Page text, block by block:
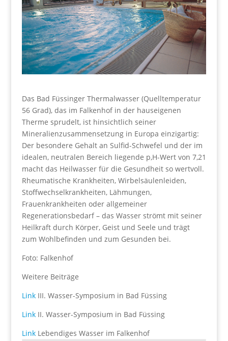
Das Bad Füssinger Thermalwasser (Quelltemperatur
56 Grad), das im Falkenhof in der hauseigenen
Therme sprudelt, ist hinsichtlich seiner
Mineralienzusammensetzung in Europa einzigartig:
Der besondere Gehalt an Sulfid-Schwefel und der im
idealen, neutralen Bereich liegende p‚H-Wert von 7,21
macht das Heilwasser für die Gesundheit so wertvoll.
Rheumatische Krankheiten, Wirbelsäulenleiden,
Stoffwechselkrankheiten, Lähmungen,
Frauenkrankheiten oder allgemeiner
Regenerationsbedarf – das Wasser strömt mit seiner
Heilkraft durch Körper, Geist und Seele und trägt
zum Wohlbefinden und zum Gesunden bei.
Foto: Falkenhof
Weitere Beiträge
LinkIII. Wasser-Symposium in Bad Füssing
LinkII. Wasser-Symposium in Bad Füssing
Link Lebendiges Wasser im Falkenhof